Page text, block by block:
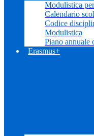
Modulistica
Calendario
Codice
Modulistica
Piano annuale
Erasmus+